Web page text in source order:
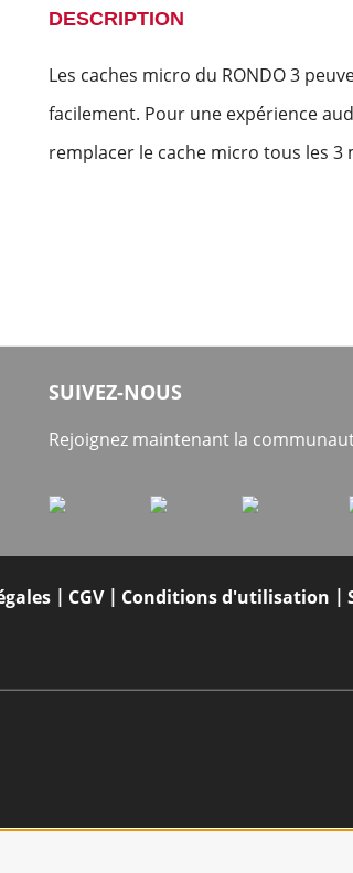
DESCRIPTION
Les caches micro du RONDO 3
facilement. Pour une expérience
remplacer le cache micro tous les 3
SUIVEZ-NOUS
Rejoignez maintenant la
CGV Conditions d'utilisation